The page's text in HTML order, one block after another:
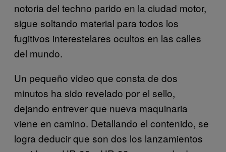
notoria del techno parido en la ciudad motor,
sigue soltando material para todos los
fugitivos interestelares ocultos en las calles
del mundo.
Un pequeño video que consta de dos
minutos ha sido revelado por el sello,
dejando entrever que nueva maquinaria
viene en camino. Detallando el contenido, se
logra deducir que son dos los lanzamientos